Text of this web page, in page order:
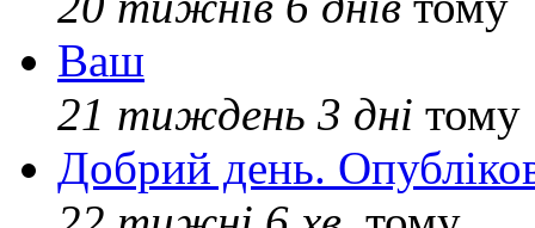
Ваш
21 тиждень 3 дні тому
Добрий день.